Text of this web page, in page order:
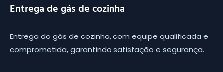
Entrega de gás de cozinha
Entrega do gás de cozinha, com equipe qualificada e
comprometida, garantindo satisfação e segurança.